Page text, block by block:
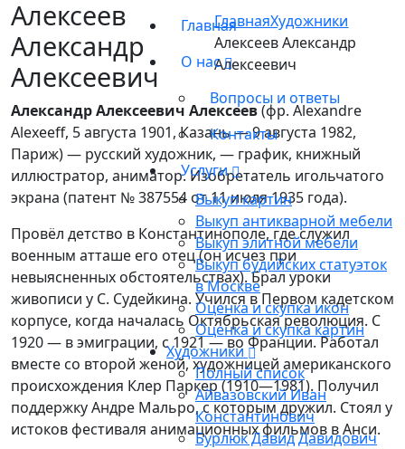
Главная
О нас
Вопросы и ответы
Контакты
Услуги
Выкуп картин
Выкуп антикварной мебели
Выкуп элитной мебели
Выкуп будийских статуэток
в Москве
Оценка и скупка икон
Оценка и скупка картин
Художники
Полный список
Айвазовский Иван
Константинович
Бурлюк Давид Давидович
Алексеев
Александр
Алексеевич
ГлавнаяХудожники
Алексеев Александр
Алексеевич
Александр Алексеевич Алексеев(фр. Alexandre
Alexeeff, 5 августа 1901, Казань — 9 августа 1982,
Париж) — русский художник, — график, книжный
иллюстратор, аниматор. Изобретатель игольчатого
экрана (патент № 387554 от 11 июля 1935 года).
Провёл детство в Константинополе, где служил
военным атташе его отец (он исчез при
невыясненных обстоятельствах). Брал уроки
живописи у С. Судейкина. Учился в Первом кадетском
корпусе, когда началась Октябрьская революция. С
1920 — в эмиграции, с 1921 — во Франции. Работал
вместе со второй женой, художницей американского
происхождения Клер Паркер (1910—1981). Получил
поддержку Андре Мальро, с которым дружил. Стоял у
истоков фестиваля анимационных фильмов в Анси.